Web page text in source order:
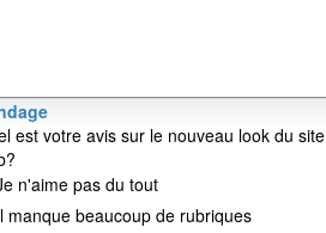
est votre avis sur le nouveau look du site
n'aime pas du tout
manque beaucoup de rubriques